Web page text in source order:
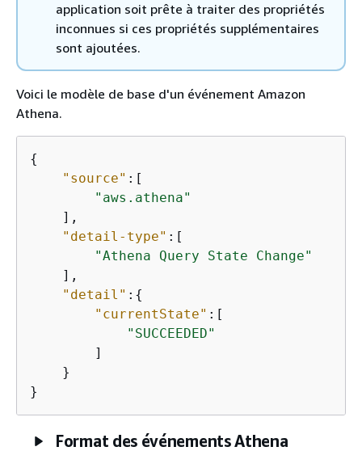
application soit prête à traiter des propriétés
inconnues si ces propriétés supplémentaires
sont ajoutées.
Voici le modèle de base d'un événement Amazon
Athena.
{
"source" :[
"aws.athena"
    ],
"detail-type" :[
"Athena Query State Change"
    ],
"detail" : {
"currentState" :[
"SUCCEEDED"
        ]
    }
}
Format des événements Athena